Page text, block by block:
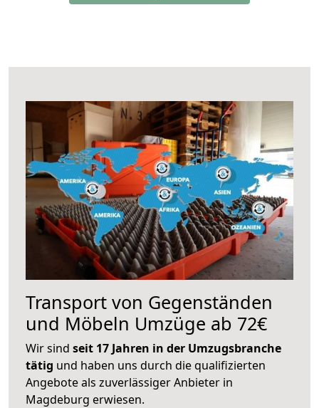
Transport von Gegenständen
und Möbeln Umzüge ab 72€
Wir sind seit 17 Jahren in der Umzugsbranche
tätig und haben uns durch die qualifizierten
Angebote als zuverlässiger Anbieter in
Magdeburg erwiesen.